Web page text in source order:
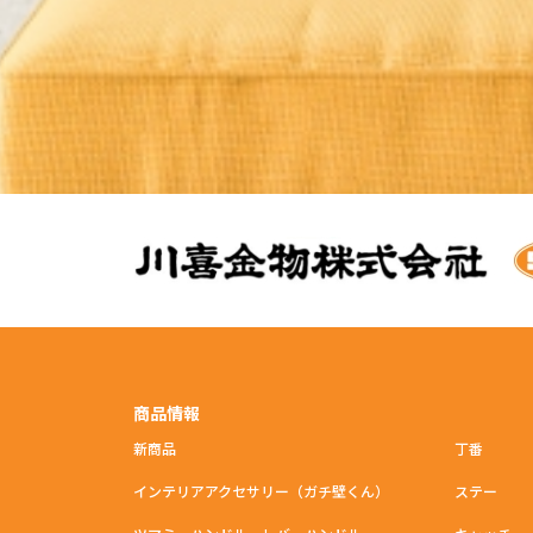
商品情報
新商品
インテリアアクセサリー（ガチ壁くん）
丁番
ステー